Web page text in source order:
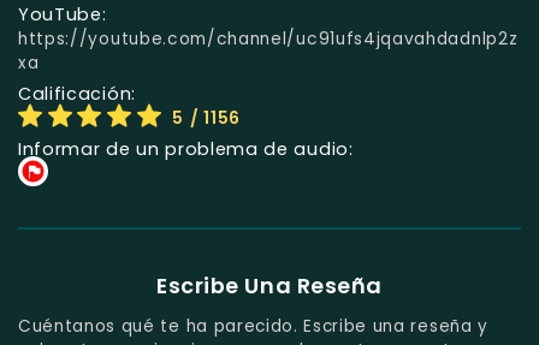
YouTube:
https://youtube.com/channel/uc91ufs4jqavahdadnlp2z
xa
Calificación:
5 / 1156
Informar de un problema de audio:
Escribe Una Reseña
Cuéntanos qué te ha parecido. Escribe una reseña y